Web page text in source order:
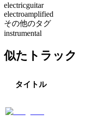
electricguitar
electroamplified
その他のタグ
instrumental
似たトラック
タイトル